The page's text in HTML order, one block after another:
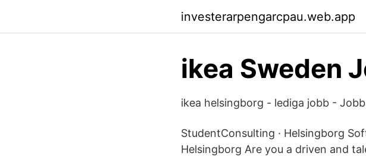
investerarpengarcpau.web.app
ikea Sweden
ikea helsingborg - lediga jobb -
StudentConsulting · Helsingborg
Helsingborg Are you a driven and